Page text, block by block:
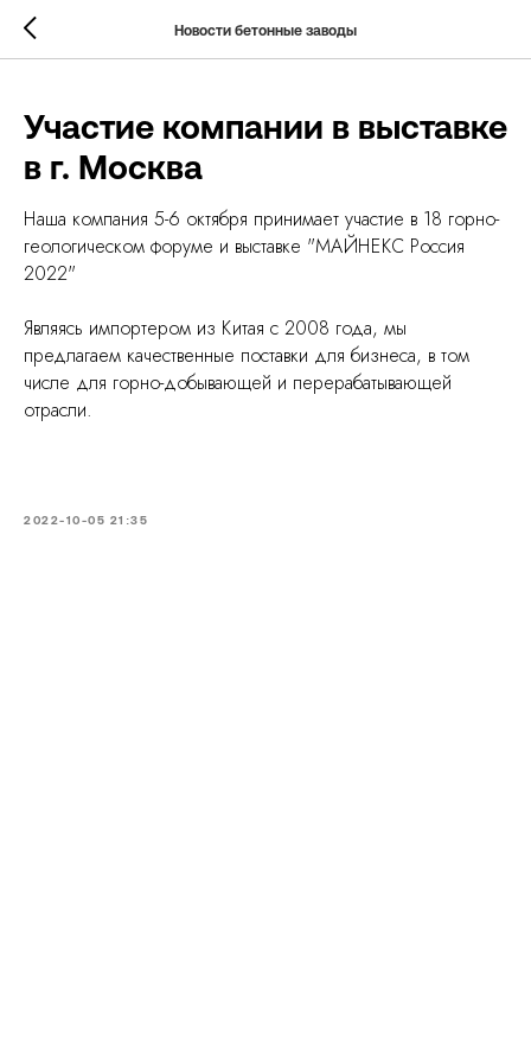
Новости бетонные заводы
Участие компании в выставке
в г. Москва
Наша компания 5-6 октября принимает участие в 18 горно-
геологическом форуме и выставке "МАЙНЕКС Россия
2022"
Являясь импортером из Китая с 2008 года, мы
предлагаем качественные поставки для бизнеса, в том
числе для горно-добывающей и перерабатывающей
отрасли.
2022-10-05 21:35